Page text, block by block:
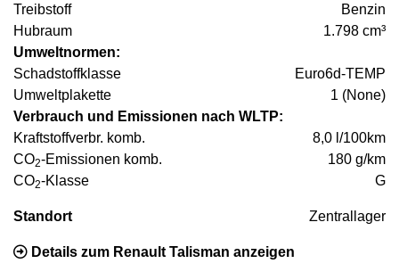
Treibstoff
Benzin
Hubraum
1.798 cm³
Umweltnormen:
Schadstoffklasse
Euro6d-TEMP
Umweltplakette
1 (None)
Verbrauch und Emissionen nach WLTP:
Kraftstoffverbr. komb.
8,0 l/100km
CO2-Emissionen komb.
180 g/km
CO2-Klasse G
Standort Zentrallager
Details zum Renault Talisman anzeigen